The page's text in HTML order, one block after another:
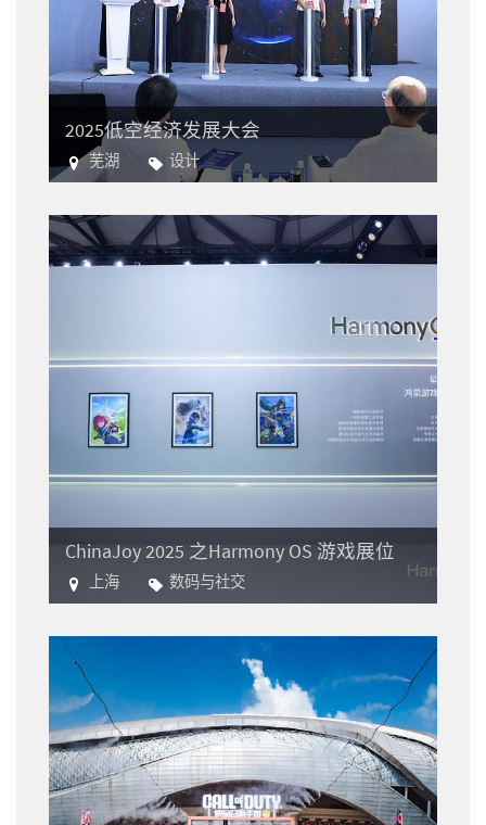
2025低空经济发展大会
芜湖
设计
航空业
ChinaJoy 2025 之Harmony OS 游戏展位
上海
数码与社交
电子游戏